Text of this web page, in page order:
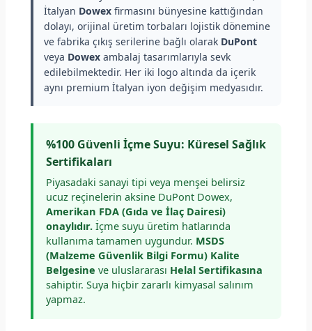
İtalyan Dowex firmasını bünyesine kattığından
dolayı, orijinal üretim torbaları lojistik dönemine
ve fabrika çıkış serilerine bağlı olarak DuPont
veya Dowex ambalaj tasarımlarıyla sevk
edilebilmektedir. Her iki logo altında da içerik
aynı premium İtalyan iyon değişim medyasıdır.
%100 Güvenli İçme Suyu: Küresel Sağlık
Sertifikaları
Piyasadaki sanayi tipi veya menşei belirsiz
ucuz reçinelerin aksine DuPont Dowex,
Amerikan FDA (Gıda ve İlaç Dairesi)
onaylıdır. İçme suyu üretim hatlarında
kullanıma tamamen uygundur. MSDS
(Malzeme Güvenlik Bilgi Formu) Kalite
Belgesine ve uluslararası Helal Sertifikasına
sahiptir. Suya hiçbir zararlı kimyasal salınım
yapmaz.